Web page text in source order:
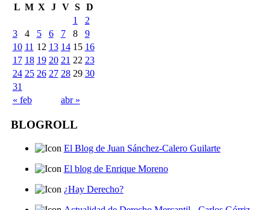
L M X J V S D
« feb abr »
1
2
3
4 5 6 7 8
9
10 11 12 13 14 15 16
17 18 19 20 21 22 23
24 25 26 27 28 29 30
31
BLOGROLL
El Blog de Juan Sánchez-Calero Guilarte
El blog de Enrique Moreno
¿Hay Derecho?